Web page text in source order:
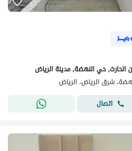
الحارث, حي النهضة, مدينة الرياض
شرق الرياض، الرياض
اتصال